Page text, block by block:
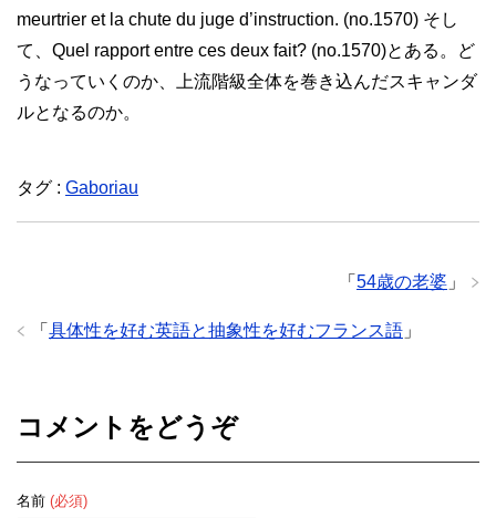
meurtrier et la chute du juge d’instruction. (no.1570) そし
て、Quel rapport entre ces deux fait? (no.1570)とある。ど
うなっていくのか、上流階級全体を巻き込んだスキャンダ
ルとなるのか。
タグ : Gaboriau
「 54歳の老婆 」
「 具体性を好む英語と抽象性を好むフランス語 」
コメントをどうぞ
名前 (必須)